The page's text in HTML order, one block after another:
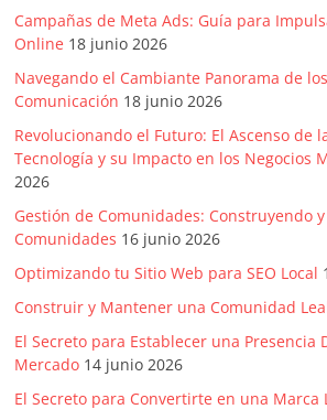
Campañas de Meta Ads: Guía para
Online 18 junio 2026
Navegando el Cambiante Panorama de
Comunicación 18 junio 2026
Revolucionando el Futuro: El Ascenso de
Tecnología y su Impacto en los Negocios
2026
Gestión de Comunidades: Construyendo
Comunidades 16 junio 2026
Optimizando tu Sitio Web para SEO Local
Construir y Mantener una Comunidad
El Secreto para Establecer una Presencia
Mercado 14 junio 2026
El Secreto para Convertirte en una Marca